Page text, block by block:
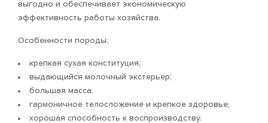
выгодно и обеспечивает экономическую
эффективность работы хозяйства.
Особенности породы:
крепкая сухая конституция;
выдающийся молочный экстерьер;
большая масса;
гармоничное телосложение и крепкое здоровье;
хорошая способность к воспроизводству.